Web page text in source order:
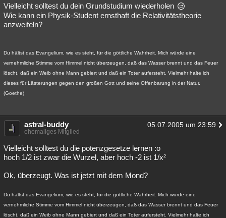
Vielleicht solltest du dein Grundstudium wiederholen
Wie kann ein Physik-Student ernsthaft die Relativitätstheorie
anzweifeln?
Du hältst das Evangelium, wie es steht, für die göttliche Wahrheit. Mich würde eine
vernehmliche Stimme vom Himmel nicht überzeugen, daß das Wasser brennt und das Feuer
löscht, daß ein Weib ohne Mann gebiert und daß ein Toter aufersteht. Vielmehr halte ich
dieses für Lästerungen gegen den großen Gott und seine Offenbarung in der Natur.
(Goethe)
astral-buddy 05.07.2005 um 23:59
ehemaliges Mitglied
Vielleicht solltest du die potenzgesetze lernen :o
hoch 1/2 ist zwar die Wurzel, aber hoch -2 ist 1/x²
Ok, überzeugt. Was ist jetzt mit dem Mond?
Du hältst das Evangelium, wie es steht, für die göttliche Wahrheit. Mich würde eine
vernehmliche Stimme vom Himmel nicht überzeugen, daß das Wasser brennt und das Feuer
löscht, daß ein Weib ohne Mann gebiert und daß ein Toter aufersteht. Vielmehr halte ich